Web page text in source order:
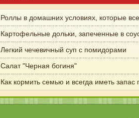
Роллы в домашних условиях, которые
Картофельные дольки, запеченные в
Легкий чечевичный суп с помидорами
Салат "Черная богиня"
Как кормить семью и всегда иметь